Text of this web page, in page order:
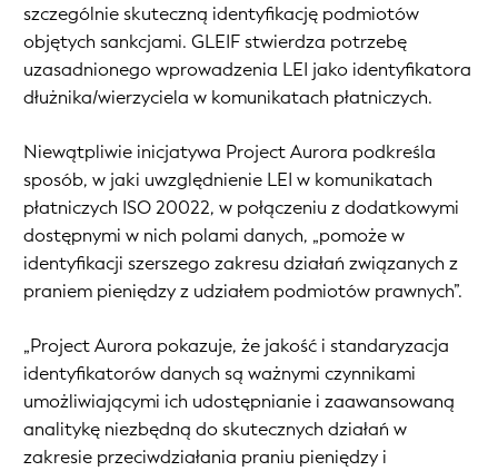
szczególnie skuteczną identyfikację podmiotów
objętych sankcjami. GLEIF stwierdza potrzebę
uzasadnionego wprowadzenia LEI jako identyfikatora
dłużnika/wierzyciela w komunikatach płatniczych.
Niewątpliwie inicjatywa Project Aurora podkreśla
sposób, w jaki uwzględnienie LEI w komunikatach
płatniczych ISO 20022, w połączeniu z dodatkowymi
dostępnymi w nich polami danych, „pomoże w
identyfikacji szerszego zakresu działań związanych z
praniem pieniędzy z udziałem podmiotów prawnych”.
„Project Aurora pokazuje, że jakość i standaryzacja
identyfikatorów danych są ważnymi czynnikami
umożliwiającymi ich udostępnianie i zaawansowaną
analitykę niezbędną do skutecznych działań w
zakresie przeciwdziałania praniu pieniędzy i